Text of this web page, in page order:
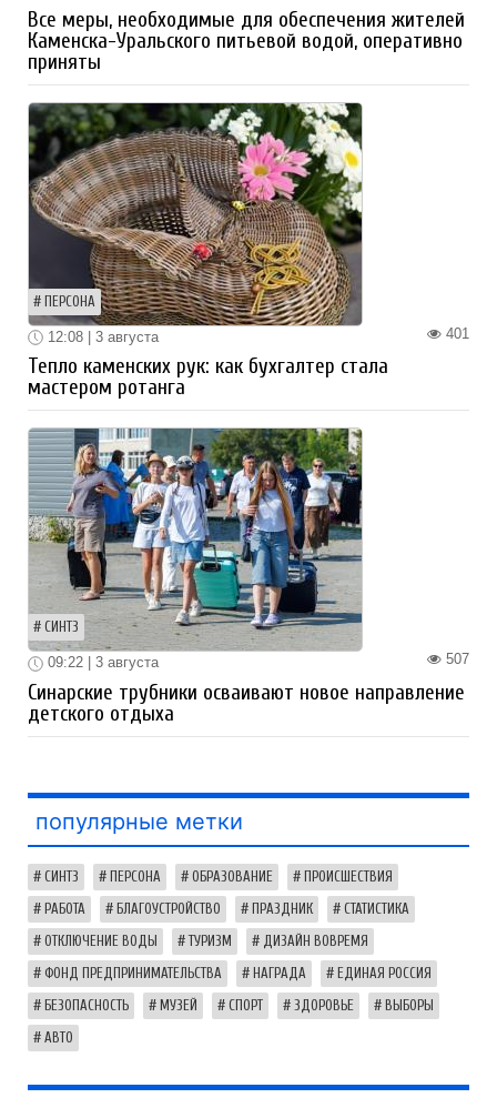
Все меры, необходимые для обеспечения жителей
Каменска-Уральского питьевой водой, оперативно
приняты
ПЕРСОНА
401
12:08 | 3 августа
Тепло каменских рук: как бухгалтер стала
мастером ротанга
СИНТЗ
507
09:22 | 3 августа
Синарские трубники осваивают новое направление
детского отдыха
популярные метки
СИНТЗ ПЕРСОНА ОБРАЗОВАНИЕ ПРОИСШЕСТВИЯ
РАБОТА БЛАГОУСТРОЙСТВО ПРАЗДНИК СТАТИСТИКА
ОТКЛЮЧЕНИЕ ВОДЫ ТУРИЗМ ДИЗАЙН ВОВРЕМЯ
ФОНД ПРЕДПРИНИМАТЕЛЬСТВА НАГРАДА ЕДИНАЯ РОССИЯ
БЕЗОПАСНОСТЬ МУЗЕЙ СПОРТ ЗДОРОВЬЕ ВЫБОРЫ
АВТО